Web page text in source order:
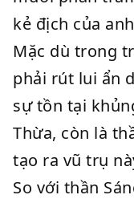
kẻ địch của
Mặc dù trong
phải rút lui ẩn
sự tồn tại
Thừa, còn là
tạo ra vũ trụ
So với thần